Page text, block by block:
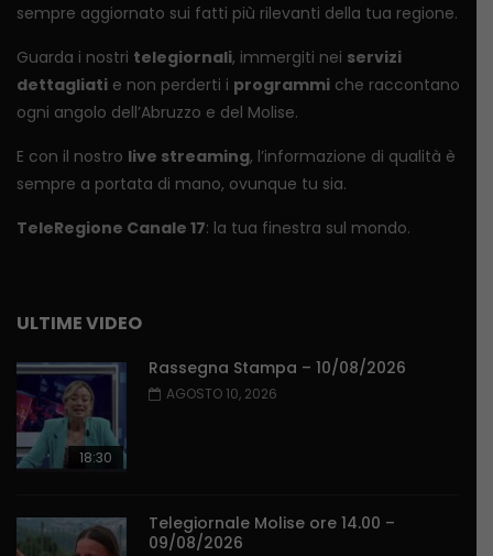
sempre aggiornato sui fatti più rilevanti della tua regione.
Guarda i nostri telegiornali, immergiti nei servizi
dettagliati e non perderti i programmi che raccontano
ogni angolo dell’Abruzzo e del Molise.
E con il nostro live streaming, l’informazione di qualità è
sempre a portata di mano, ovunque tu sia.
TeleRegione Canale 17: la tua finestra sul mondo.
ULTIME VIDEO
18:30
Rassegna Stampa – 10/08/2026
AGOSTO 10, 2026
Telegiornale Molise ore 14.00 –
09/08/2026